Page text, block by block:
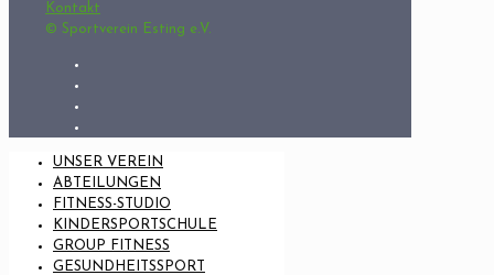
Kontakt
© Sportverein Esting e.V.
UNSER VEREIN
ABTEILUNGEN
FITNESS-STUDIO
KINDERSPORTSCHULE
GROUP FITNESS
GESUNDHEITSSPORT